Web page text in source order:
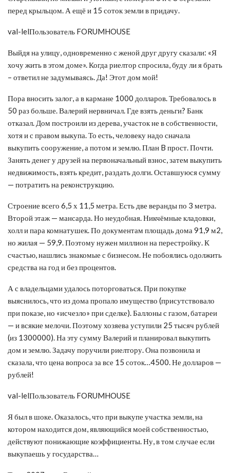
перед крыльцом. А ещё и 15 соток земли в придачу.
val-lelПользователь FORUMHOUSE
Выйдя на улицу, одновременно с женой друг другу сказали: «Я
хочу жить в этом доме». Когда риелтор спросила, буду ли я брать
– ответил не задумываясь. Да! Этот дом мой!
Пора вносить залог, а в кармане 1000 долларов. Требовалось в
50 раз больше. Валерий нервничал. Где взять деньги? Банк
отказал. Дом построили из дерева, участок не в собственности,
хотя и с правом выкупа. То есть, человеку надо сначала
выкупить сооружение, а потом и землю. План B прост. Почти.
Занять денег у друзей на первоначальный взнос, затем выкупить
недвижимость, взять кредит, раздать долги. Оставшуюся сумму
— потратить на реконструкцию.
Строение всего 6,5 х 11,5 метра. Есть две веранды по 3 метра.
Второй этаж — мансарда. Но неудобная. Никчёмные кладовки,
холл и пара комнатушек. По документам площадь дома 91,9 м2,
но жилая — 59,9. Поэтому нужен миллион на перестройку. К
счастью, нашлись знакомые с бизнесом. Не побоялись одолжить
средства на год и без процентов.
А с владельцами удалось поторговаться. При покупке
выяснилось, что из дома пропало имущество (присутствовало
при показе, но «исчезло» при сделке). Баллоны с газом, батареи
— и всякие мелочи. Поэтому хозяева уступили 25 тысяч рублей
(из 1300000). На эту сумму Валерий и планировал выкупить
дом и землю. Задачу поручили риелтору. Она позвонила и
сказала, что цена вопроса за все 15 соток…4500. Не долларов —
рублей!
val-lelПользователь FORUMHOUSE
Я был в шоке. Оказалось, что при выкупе участка земли, на
котором находится дом, являющийся моей собственностью,
действуют понижающие коэффициенты. Ну, в том случае если
выкупаешь у государства…